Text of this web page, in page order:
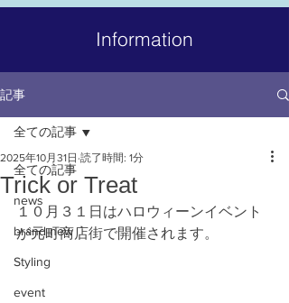
Information
記事
全ての記事
news
brand new
Styling
event
全ての記事
Trick or Treat
2025年10月31日 読了時間: 1分
１０月３１日はハロウィーンイベント
が元町商店街で開催されます。